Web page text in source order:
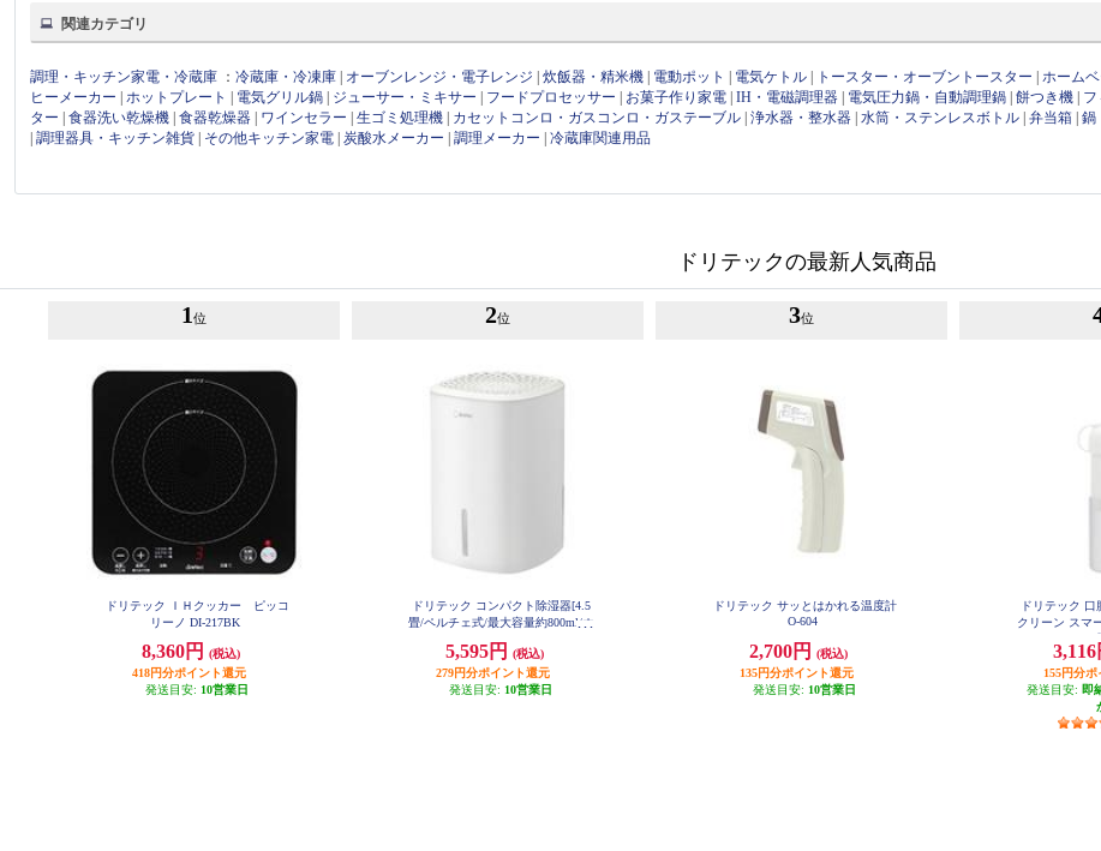
関連カテゴリ
調理・キッチン家電・冷蔵庫 ：冷蔵庫・冷凍庫 オーブンレンジ・電子レンジ |炊飯器・精米機 電動ポット 電気ケトル トースター・オーブントースター |ホーム
ヒーメーカー |ホットプレート 電気グリル鍋 ジューサー・ミキサー フードプロセッサー お菓子作り家電 |IH・電磁調理器 電気圧力鍋・自動調理鍋 |餅つき機
フ
ター |食器洗い乾燥機 |食器乾燥器 ワインセラー |生ゴミ処理機 カセットコンロ・ガスコンロ・ガステーブル |浄水器・整水器 |水筒・ステンレスボトル |弁当箱 |鍋
|調理器具・キッチン雑貨 その他キッチン家電 |炭酸水メーカー |調理メーカー |冷蔵庫関連用品
ドリテックの最新人気商品
1 位
ドリテック ＩＨクッカー ピッコ
リーノ DI-217BK
8,360円
(税込)
418円分ポイント還元
発送目安: 10営業日
2位
ドリテック コンパクト除湿器[4.5
畳/ペルチェ式/最大容量約800ml/ホ
5,595円
(税込)
279円分ポイント還元
発送目安: 10営業日
3位
ドリテック サッとはかれる温度計
O-604
2,700円
(税込)
135円分ポイント還元
発送目安: 10営業日
ドリテック 口
クリーン スマ
3,116
155円分
発送目安: 即